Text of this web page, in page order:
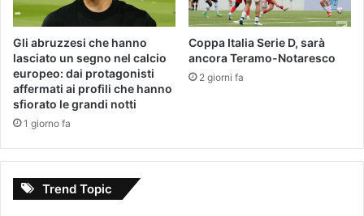
Gli abruzzesi che hanno
lasciato un segno nel calcio
europeo: dai protagonisti
affermati ai profili che hanno
sfiorato le grandi notti
1 giorno fa
Coppa Italia Serie D, sarà
ancora Teramo-Notaresco
2 giorni fa
Trend Topic